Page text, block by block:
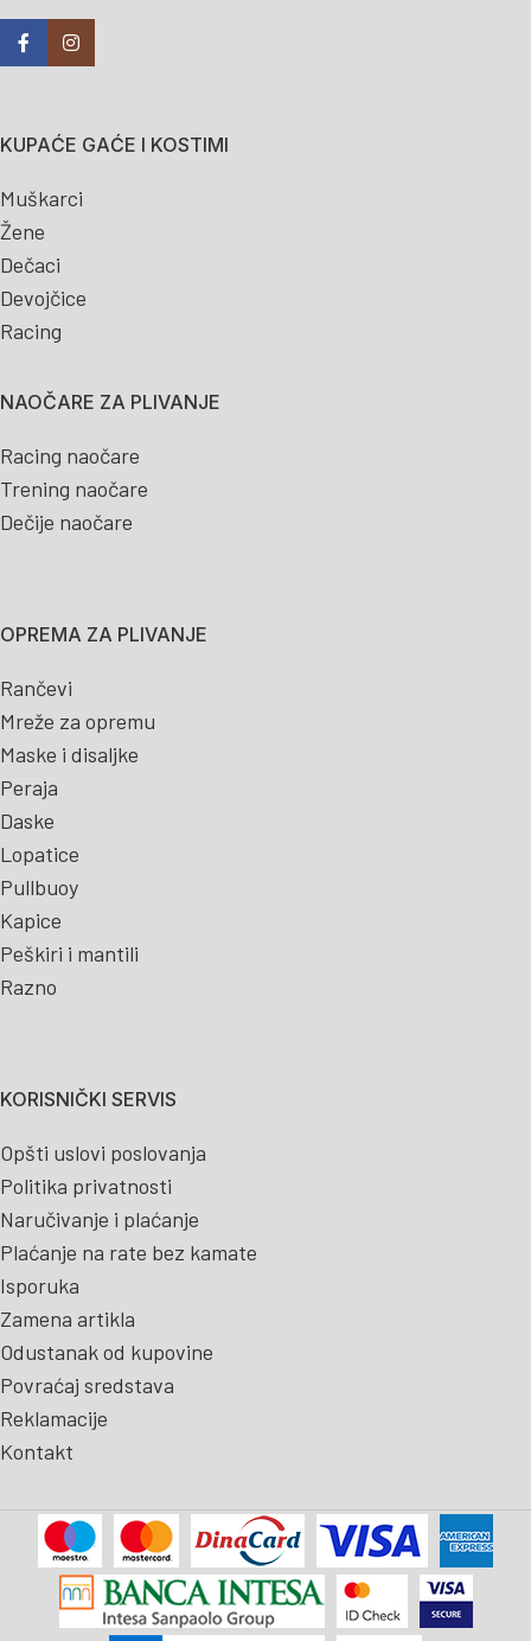
KUPAĆE GAĆE I KOSTIMI
Muškarci
Žene
Dečaci
Devojčice
Racing
NAOČARE ZA PLIVANJE
Racing naočare
Trening naočare
Dečije naočare
OPREMA ZA PLIVANJE
Rančevi
Mreže za opremu
Maske i disaljke
Peraja
Daske
Lopatice
Pullbuoy
Kapice
Peškiri i mantili
Razno
KORISNIČKI SERVIS
Opšti uslovi poslovanja
Politika privatnosti
Naručivanje i plaćanje
Plaćanje na rate bez kamate
Isporuka
Zamena artikla
Odustanak od kupovine
Povraćaj sredstava
Reklamacije
Kontakt